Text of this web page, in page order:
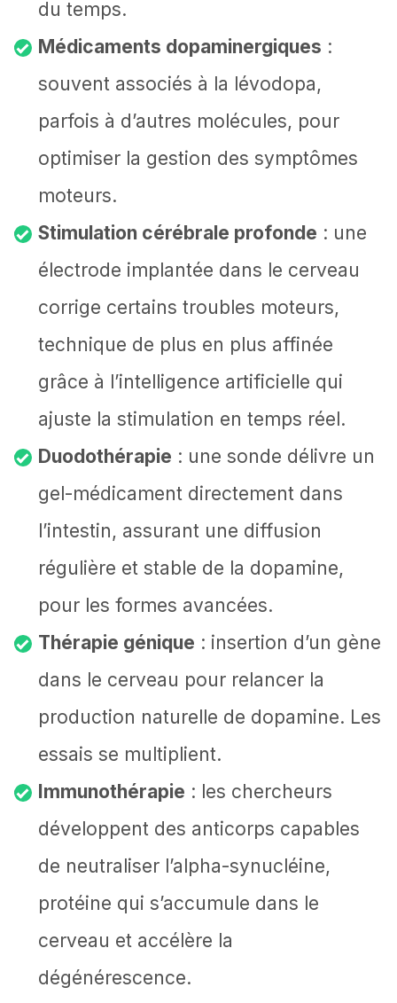
du temps.
Médicaments dopaminergiques :
souvent associés à la lévodopa,
parfois à d’autres molécules, pour
optimiser la gestion des symptômes
moteurs.
Stimulation cérébrale profonde : une
électrode implantée dans le cerveau
corrige certains troubles moteurs,
technique de plus en plus affinée
grâce à l’intelligence artificielle qui
ajuste la stimulation en temps réel.
Duodothérapie : une sonde délivre un
gel-médicament directement dans
l’intestin, assurant une diffusion
régulière et stable de la dopamine,
pour les formes avancées.
Thérapie génique : insertion d’un gène
dans le cerveau pour relancer la
production naturelle de dopamine. Les
essais se multiplient.
Immunothérapie : les chercheurs
développent des anticorps capables
de neutraliser l’alpha-synucléine,
protéine qui s’accumule dans le
cerveau et accélère la
dégénérescence.